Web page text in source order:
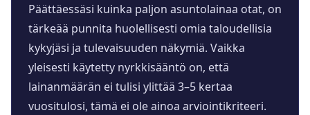
Päättäessäsi kuinka paljon asuntolainaa otat, on
tärkeää punnita huolellisesti omia taloudellisia
kykyjäsi ja tulevaisuuden näkymiä. Vaikka
yleisesti käytetty nyrkkisääntö on, että
lainanmäärän ei tulisi ylittää 3–5 kertaa
vuositulosi, tämä ei ole ainoa arviointikriteeri.